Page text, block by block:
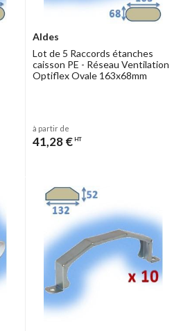
Aldes
Lot de 5 Raccords étanches
caisson PE - Réseau Ventilation
Optiflex Ovale 163x68mm
à partir de
41,28 € HT